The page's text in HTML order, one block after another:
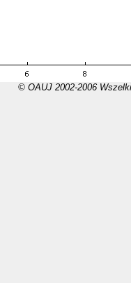
© OAUJ 2002-2006